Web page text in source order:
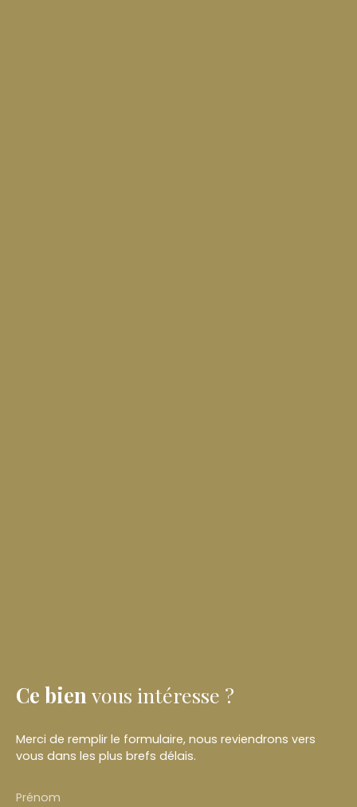
Ce bien vous intéresse ?
Merci de remplir le formulaire, nous reviendrons vers
vous dans les plus brefs délais.
Prénom